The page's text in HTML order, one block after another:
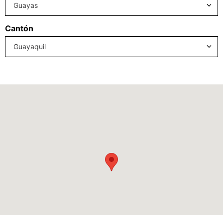
Guayas
Cantón
Guayaquil